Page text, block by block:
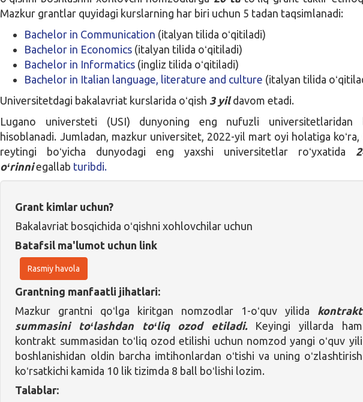
Mazkur grantlar quyidagi kurslarning har biri uchun 5 tadan taqsimlanadi:
Bachelor in Communication (italyan tilida oʻqitiladi)
Bachelor in Economics (italyan tilida oʻqitiladi)
Bachelor in Informatics (ingliz tilida oʻqitiladi)
Bachelor in Italian language, literature and culture (italyan tilida
Universitetdagi bakalavriat kurslarida oʻqish 3 yil davom etadi.
Lugano universteti (USI) dunyoning eng nufuzli universitetlaridan
hisoblanadi. Jumladan, mazkur universitet, 2022-yil mart oyi holatiga koʻra,
reytingi boʻyicha dunyodagi eng yaxshi universitetlar roʻyxatida
oʻrinniegallab turibdi.
Grant kimlar uchun?
Bakalavriat bosqichida oʻqishni xohlovchilar uchun
Batafsil ma'lumot uchun link
Rasmiy havola
Grantning manfaatli jihatlari:
Mazkur grantni qoʻlga kiritgan nomzodlar 1-oʻquv yilida
kontrakt
summasini toʻlashdan toʻliq ozod etiladi.Keyingi yillarda ham
kontrakt summasidan toʻliq ozod etilishi uchun nomzod yangi oʻquv yili
boshlanishidan oldin barcha imtihonlardan oʻtishi va uning oʻzlashtirish
koʻrsatkichi kamida 10 lik tizimda 8 ball boʻlishi lozim.
Talablar: